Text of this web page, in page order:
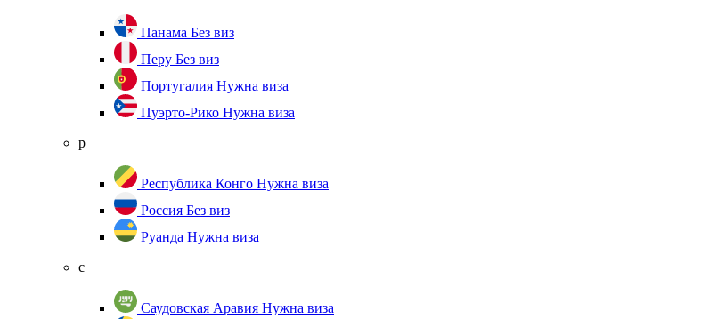
Панама Без виз
Перу Без виз
Португалия Нужна виза
Пуэрто-Рико Нужна виза
р
Республика Конго Нужна виза
Россия Без виз
Руанда Нужна виза
с
Саудовская Аравия Нужна виза